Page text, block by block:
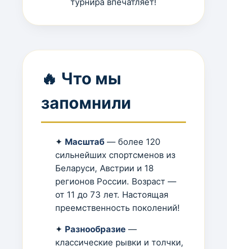
турнира впечатляет!
🔥 Что мы
запомнили
✦ Масштаб — более 120
сильнейших спортсменов из
Беларуси, Австрии и 18
регионов России. Возраст —
от 11 до 73 лет. Настоящая
преемственность поколений!
✦ Разнообразие —
классические рывки и толчки,